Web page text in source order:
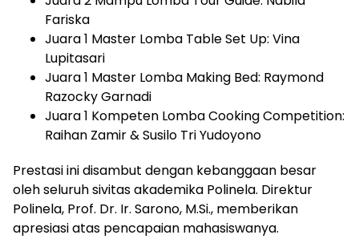
Fariska
Juara 1 Master Lomba Table Set Up: Vina
Lupitasari
Juara 1 Master Lomba Making Bed: Raymond
Razocky Garnadi
Juara 1 Kompeten Lomba Cooking Competition:
Raihan Zamir & Susilo Tri Yudoyono
Prestasi ini disambut dengan kebanggaan besar
oleh seluruh sivitas akademika Polinela. Direktur
Polinela, Prof. Dr. Ir. Sarono, M.Si., memberikan
apresiasi atas pencapaian mahasiswanya.